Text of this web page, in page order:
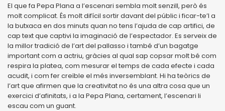
El que fa Pepa Plana a l’escenari sembla molt senzill, però és
molt complicat. És molt difícil sortir davant del públic i ficar-te’l a
la butxaca en dos minuts quan no tens l’ajuda de cap artifici, de
cap text que captivi la imaginació de l’espectador. Es serveix de
la millor tradició de l’art del pallasso i també d’un bagatge
important com a actriu, gràcies al qual sap copsar molt bé com
respira la platea, com mesurar el temps de cada efecte i cada
acudit, i com fer creïble el més inversemblant. Hi ha teòrics de
l’art que afirmen que la creativitat no és una altra cosa que un
exercici d’afinitats, i a la Pepa Plana, certament, l’escenari li
escau com un guant.